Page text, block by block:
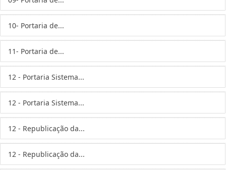
10- Portaria de...
11- Portaria de...
12 - Portaria Sistema...
12 - Portaria Sistema...
12 - Republicação da...
12 - Republicação da...